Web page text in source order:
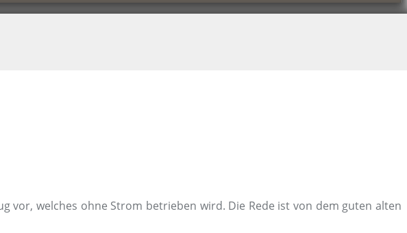
vor, welches ohne Strom betrieben wird. Die Rede ist von dem guten alten